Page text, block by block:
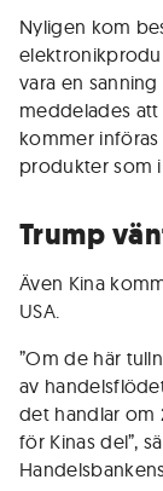
Nyligen kom
vara en
meddelades att
kommer införas
produkter som
Trump
Även Kina
USA.
”Om de här
av
det handlar om
för Kinas del”,